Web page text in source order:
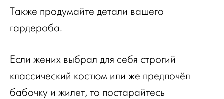
Также продумайте детали вашего
гардероба.
Если жених выбрал для себя строгий
классический костюм или же предпочёл
бабочку и жилет, то постарайтесь